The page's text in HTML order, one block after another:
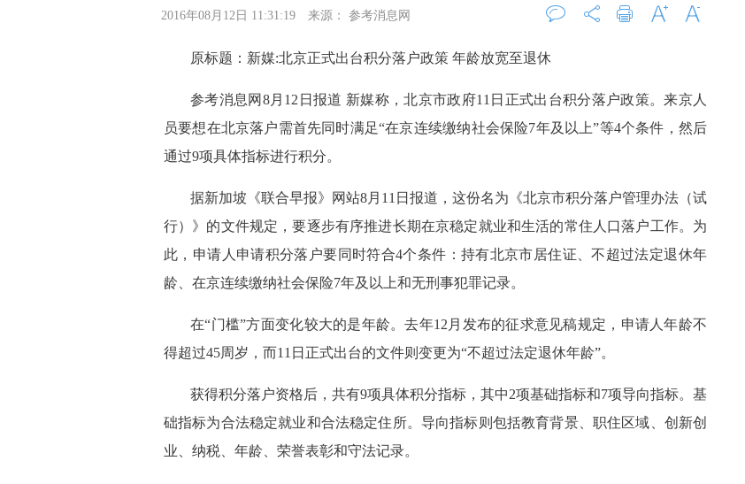
2016年08月12日 11:31:19 来源： 参考消息网
评论
原标题：新媒:北京正式出台积分落户政策 年龄放宽至退休
参考消息网8月12日报道 新媒称，北京市政府11日正式出台积分落户政策。来京人
员要想在北京落户需首先同时满足“在京连续缴纳社会保险7年及以上”等4个条件，然后
通过9项具体指标进行积分。
据新加坡《联合早报》网站8月11日报道，这份名为《北京市积分落户管理办法（试
行）》的文件规定，要逐步有序推进长期在京稳定就业和生活的常住人口落户工作。为
此，申请人申请积分落户要同时符合4个条件：持有北京市居住证、不超过法定退休年
龄、在京连续缴纳社会保险7年及以上和无刑事犯罪记录。
在“门槛”方面变化较大的是年龄。去年12月发布的征求意见稿规定，申请人年龄不
得超过45周岁，而11日正式出台的文件则变更为“不超过法定退休年龄”。
获得积分落户资格后，共有9项具体积分指标，其中2项基础指标和7项导向指标。基
础指标为合法稳定就业和合法稳定住所。导向指标则包括教育背景、职住区域、创新创
业、纳税、年龄、荣誉表彰和守法记录。